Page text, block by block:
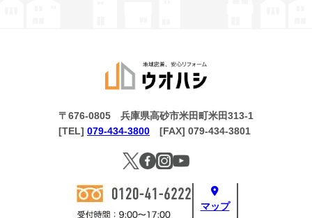
マップ
〒676-0805 兵庫県高砂市米田町米田313-1
[TEL] 079-434-3800 [FAX] 079-434-3801